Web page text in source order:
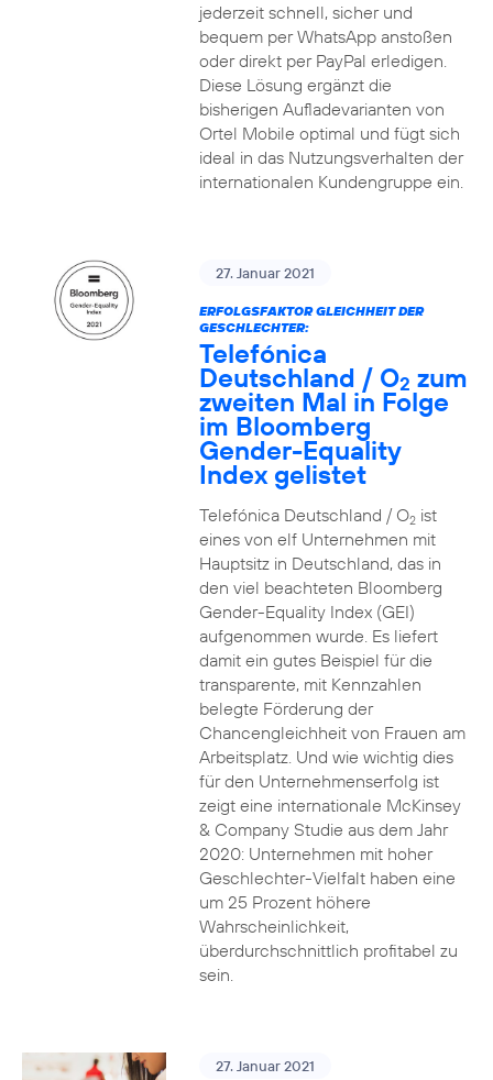
jederzeit schnell, sicher und
bequem per WhatsApp anstoßen
oder direkt per PayPal erledigen.
Diese Lösung ergänzt die
bisherigen Aufladevarianten von
Ortel Mobile optimal und fügt sich
ideal in das Nutzungsverhalten der
internationalen Kundengruppe ein.
27. Januar 2021
ERFOLGSFAKTOR GLEICHHEIT DER
GESCHLECHTER:
Telefónica
Deutschland / O2 zum
zweiten Mal in Folge
im Bloomberg
Gender-Equality
Index gelistet
Telefónica Deutschland / O2ist
eines von elf Unternehmen mit
Hauptsitz in Deutschland, das in
den viel beachteten Bloomberg
Gender-Equality Index (GEI)
aufgenommen wurde. Es liefert
damit ein gutes Beispiel für die
transparente, mit Kennzahlen
belegte Förderung der
Chancengleichheit von Frauen am
Arbeitsplatz. Und wie wichtig dies
für den Unternehmenserfolg ist
zeigt eine internationale McKinsey
& Company Studie aus dem Jahr
2020: Unternehmen mit hoher
Geschlechter-Vielfalt haben eine
um 25 Prozent höhere
Wahrscheinlichkeit,
überdurchschnittlich profitabel zu
sein.
27. Januar 2021